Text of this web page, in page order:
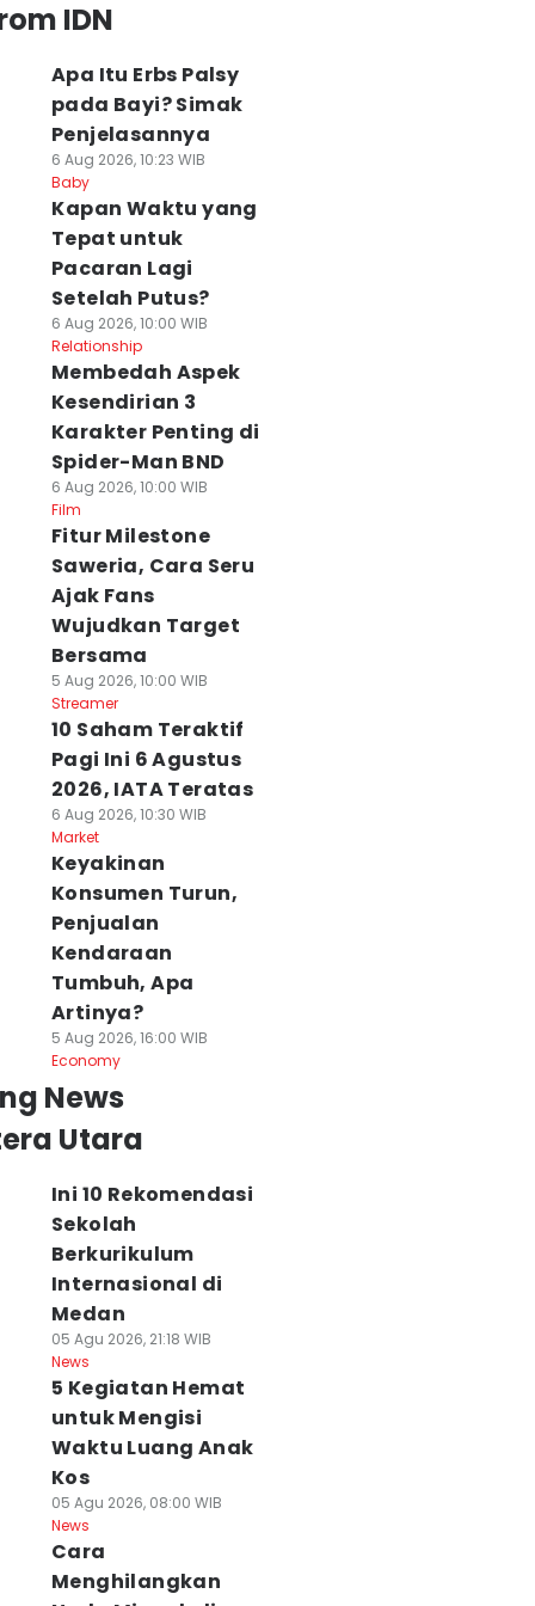
IDN
Apa Itu Erbs Palsy
pada Bayi? Simak
Penjelasannya
6 Aug 2026, 10:23 WIB
Baby
⁠Kapan Waktu yang
Tepat untuk
Pacaran Lagi
Setelah Putus?
6 Aug 2026, 10:00 WIB
Relationship
Membedah Aspek
Kesendirian 3
Karakter Penting di
Spider-Man BND
6 Aug 2026, 10:00 WIB
Film
Fitur Milestone
Saweria, Cara Seru
Ajak Fans
Wujudkan Target
Bersama
5 Aug 2026, 10:00 WIB
Streamer
10 Saham Teraktif
Pagi Ini 6 Agustus
2026, IATA Teratas
6 Aug 2026, 10:30 WIB
Market
Keyakinan
Konsumen Turun,
Penjualan
Kendaraan
Tumbuh, Apa
Artinya?
5 Aug 2026, 16:00 WIB
Economy
News
Utara
Ini 10 Rekomendasi
Sekolah
Berkurikulum
Internasional di
Medan
05 Agu 2026, 21:18 WIB
News
5 Kegiatan Hemat
untuk Mengisi
Waktu Luang Anak
Kos
05 Agu 2026, 08:00 WIB
News
Cara
Menghilangkan